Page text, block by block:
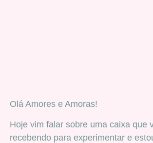
Olá Amores e Amoras!
Hoje vim falar sobre uma caixa que
recebendo para experimentar e